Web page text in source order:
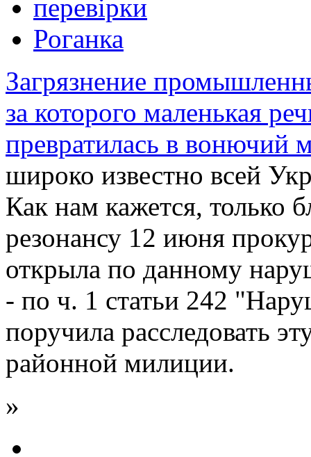
перевірки
Роганка
Загрязнение
за которого маленькая
превратилась в вонючий
широко известно всей
Как нам кажется, только
резонансу 12 июня
открыла по данному
- по ч. 1 статьи 242
поручила расследовать
районной милиции.
»